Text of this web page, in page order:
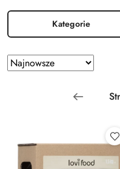
Kategorie
Zastosowano
sortowanie:
Sortuj
według